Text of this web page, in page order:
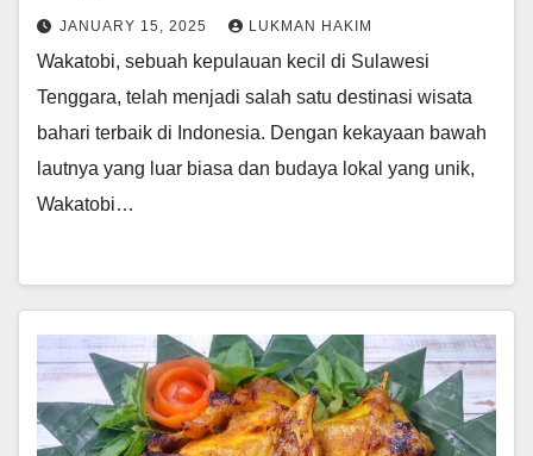
JANUARY 15, 2025 LUKMAN HAKIM
Wakatobi, sebuah kepulauan kecil di Sulawesi
Tenggara, telah menjadi salah satu destinasi wisata
bahari terbaik di Indonesia. Dengan kekayaan bawah
lautnya yang luar biasa dan budaya lokal yang unik,
Wakatobi…